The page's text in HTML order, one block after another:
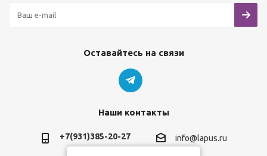
Оставайтесь на связи
Наши контакты
+7(931)385-20-27 info@lapus.ru